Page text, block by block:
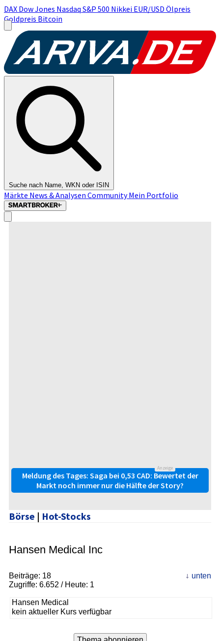
DAX Dow Jones Nasdaq S&P 500 Nikkei EUR/USD Ölpreis
Goldpreis Bitcoin
Suche nach Name, WKN oder ISIN
Märkte News & Analysen CommunityMein Portfolio
Anzeige
Meldung des Tages: Saga bei 0,53 CAD: Bewertet der
Markt noch immer nur die Hälfte der Story?
Börse | Hot-Stocks
Hansen Medical Inc
Beiträge: 18
Zugriffe: 6.652 / Heute: 1
unten
Hansen Medical
kein aktueller Kurs verfügbar